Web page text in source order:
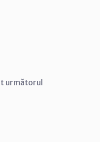
următorul